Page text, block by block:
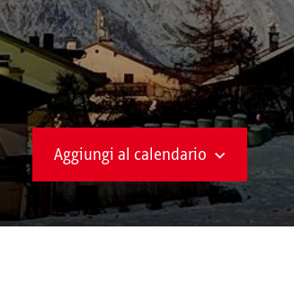
Aggiungi al calendario